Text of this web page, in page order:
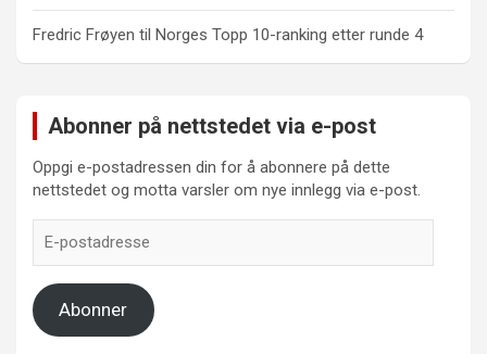
Fredric Frøyen til Norges Topp 10-ranking etter runde 4
Abonner på nettstedet via e-post
Oppgi e-postadressen din for å abonnere på dette
nettstedet og motta varsler om nye innlegg via e-post.
postadresse
Abonner